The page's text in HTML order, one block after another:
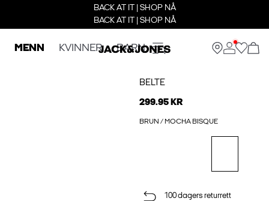
BACK AT IT | SHOP NÅ
BACK AT IT | SHOP NÅ
MENN KVINNER BARN
BELTE
299.95 KR
BRUN / MOCHA BISQUE
100 dagers returrett